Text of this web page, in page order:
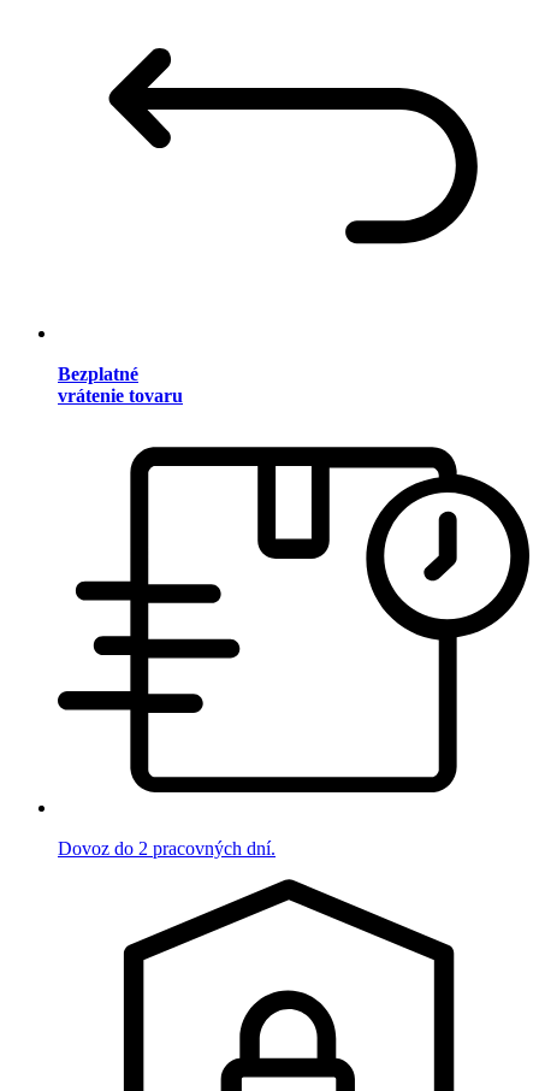
Bezplatné
vrátenie tovaru
Dovoz do 2 pracovných dní.